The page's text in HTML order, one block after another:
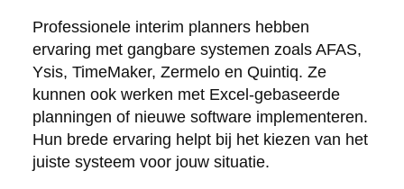
Professionele interim planners hebben
ervaring met gangbare systemen zoals AFAS,
Ysis, TimeMaker, Zermelo en Quintiq. Ze
kunnen ook werken met Excel-gebaseerde
planningen of nieuwe software implementeren.
Hun brede ervaring helpt bij het kiezen van het
juiste systeem voor jouw situatie.